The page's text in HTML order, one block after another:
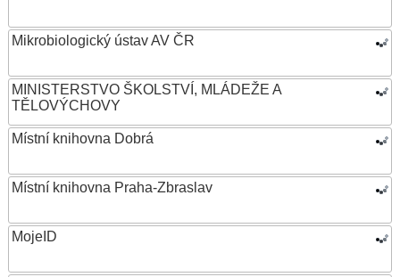
Mikrobiologický ústav AV ČR
MINISTERSTVO ŠKOLSTVÍ, MLÁDEŽE A
TĚLOVÝCHOVY
Místní knihovna Dobrá
Místní knihovna Praha-Zbraslav
MojeID